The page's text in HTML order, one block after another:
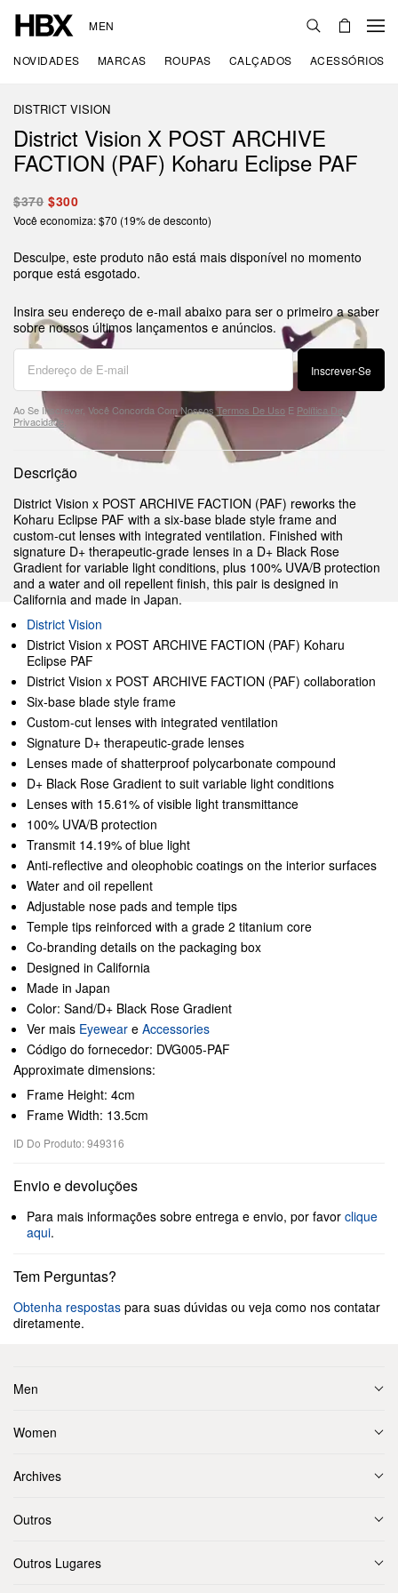
MEN
NOVIDADES MARCAS ROUPAS CALÇADOS ACESSÓRIOS
DISTRICT VISION
District Vision X POST ARCHIVE
FACTION (PAF) Koharu Eclipse PAF
$370 $300
Você economiza: $70 (19% de desconto)
Desculpe, este produto não está mais disponível no momento
porque está esgotado.
Insira seu endereço de e-mail abaixo para ser o primeiro a saber
sobre nossos últimos lançamentos e anúncios.
Inscrever-Se
Ao Se Inscrever, Você Concorda Com NossosTermos De Uso E Política De
Privacidade
Descrição
District Vision x POST ARCHIVE FACTION (PAF) reworks the
Koharu Eclipse PAF with a six-base blade style frame and
custom-cut lenses with integrated ventilation. Finished with
signature D+ therapeutic-grade lenses in a D+ Black Rose
Gradient for variable light conditions, plus 100% UVA/B protection
and a water and oil repellent finish, this pair is designed in
California and made in Japan.
District Vision
District Vision x POST ARCHIVE FACTION (PAF) Koharu
Eclipse PAF
District Vision x POST ARCHIVE FACTION (PAF) collaboration
Six-base blade style frame
Custom-cut lenses with integrated ventilation
Signature D+ therapeutic-grade lenses
Lenses made of shatterproof polycarbonate compound
D+ Black Rose Gradient to suit variable light conditions
Lenses with 15.61% of visible light transmittance
100% UVA/B protection
Transmit 14.19% of blue light
Anti-reflective and oleophobic coatings on the interior surfaces
Water and oil repellent
Adjustable nose pads and temple tips
Temple tips reinforced with a grade 2 titanium core
Co-branding details on the packaging box
Designed in California
Made in Japan
Color: Sand/D+ Black Rose Gradient
Ver mais Eyewear e Accessories
Código do fornecedor: DVG005-PAF
Approximate dimensions:
Frame Height: 4cm
Frame Width: 13.5cm
ID Do Produto: 949316
Envio e devoluções
Para mais informações sobre entrega e envio, por favor clique
aqui.
Tem Perguntas?
Obtenha respostas para suas dúvidas ou veja como nos contatar
diretamente.
Men
Women
Archives
Outros
Outros Lugares